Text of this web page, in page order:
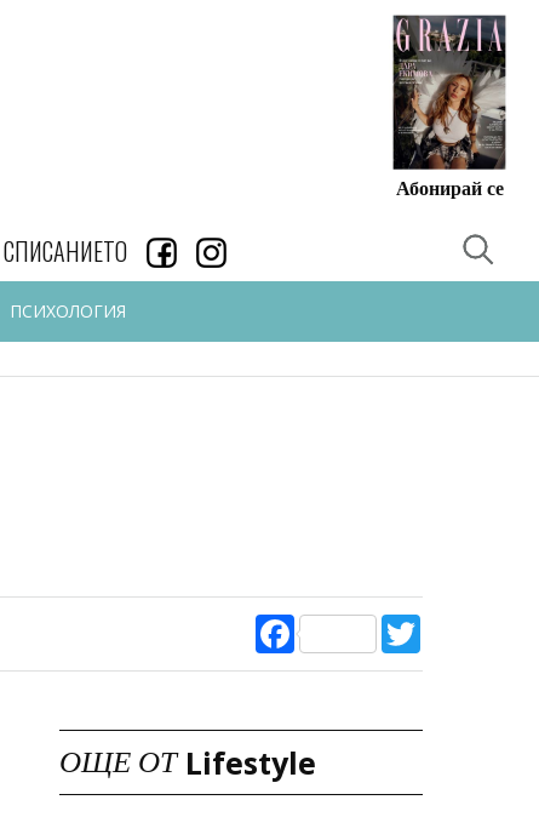
Абонирай се
ПСИХОЛОГИЯ
СПИСАНИЕТО
Facebook
ОЩЕ ОТ Lifestyle